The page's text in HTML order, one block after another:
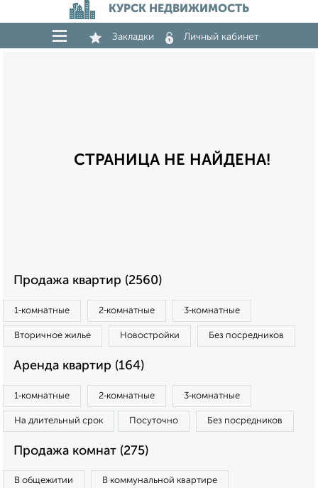
КУРСК НЕДВИЖИМОСТЬ
Закладки Личный кабинет
СТРАНИЦА НЕ НАЙДЕНА!
Продажа квартир (2560)
1‑комнатные 2‑комнатные 3‑комнатные
Вторичное жилье Новостройки Без посредников
Аренда квартир (164)
1‑комнатные 2‑комнатные 3‑комнатные
На длительный срок Посуточно Без посредников
Продажа комнат (275)
В общежитии В коммунальной квартире